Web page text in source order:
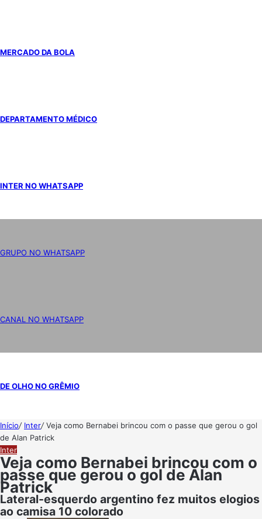
MERCADO DA BOLA
DEPARTAMENTO MÉDICO
INTER NO WHATSAPP
GRUPO NO WHATSAPP
CANAL NO WHATSAPP
DE OLHO NO GRÊMIO
Início/ Inter/Veja como Bernabei brincou com o passe que gerou o gol
de Alan Patrick
Inter
Veja como Bernabei brincou com o
passe que gerou o gol de Alan
Patrick
Lateral-esquerdo argentino fez muitos elogios
ao camisa 10 colorado